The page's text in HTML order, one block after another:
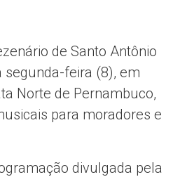
de Santo Antônio
segunda-feira (8), em
Norte de Pernambuco,
para moradores e
divulgada pela